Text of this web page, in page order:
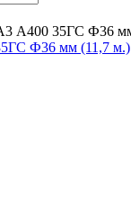
Ф36 мм (11,7 м.)